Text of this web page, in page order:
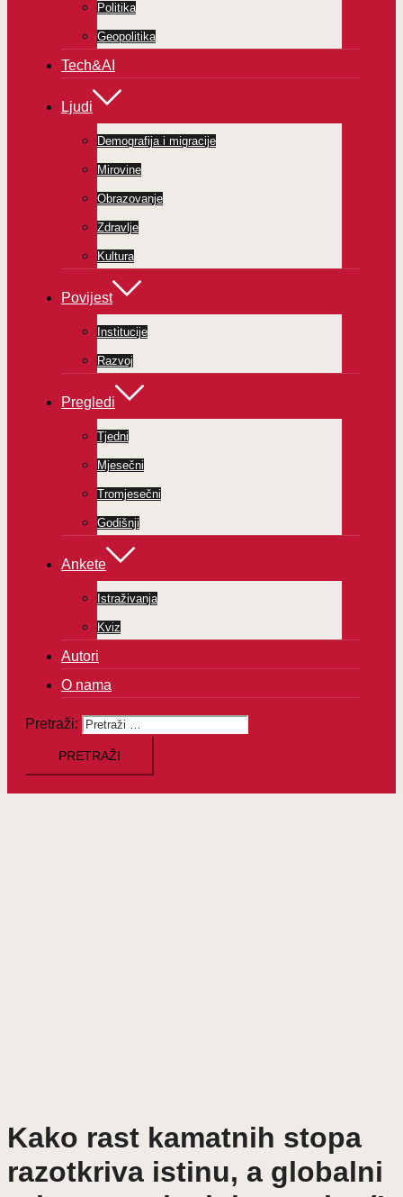
Politika
Geopolitika
Tech&AI
Ljudi
Demografija i migracije
Mirovine
Obrazovanje
Zdravlje
Kultura
Povijest
Institucije
Razvoj
Pregledi
Tjedni
Mjesečni
Tromjesečni
Godišnji
Ankete
Istraživanja
Kviz
Autori
O nama
Pretraži:
Kako rast kamatnih stopa
razotkriva istinu, a globalni